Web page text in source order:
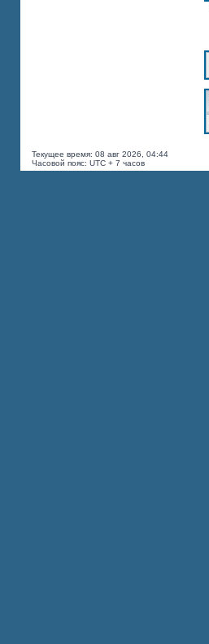
Текущее время: 08 авг 2026, 04:44
Часовой пояс: UTC + 7 часов